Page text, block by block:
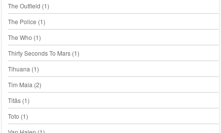
The Outfield (1)
The Police (1)
The Who (1)
Thirty Seconds To Mars(1)
Tihuana (1)
Tim Maia (2)
Titãs(1)
Toto (1)